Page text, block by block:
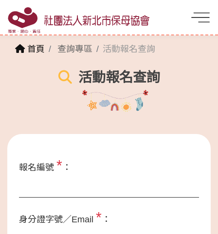
首頁 查詢專區 活動報名查詢
活動報名查詢
報名編號 * ：
身分證字號／Email * ：